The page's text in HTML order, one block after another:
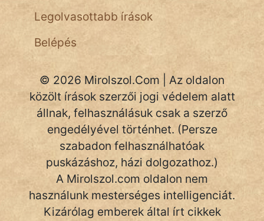
pszichopati
szegény legény
szemfüles
Legolvasottabb írások
Belépés
© 2026 Mirolszol.Com | Az oldalon
közölt írások szerzői jogi védelem alatt
állnak, felhasználásuk csak a szerző
engedélyével történhet. (Persze
szabadon felhasználhatóak
puskázáshoz, házi dolgozathoz.)
A Mirolszol.com oldalon nem
használunk mesterséges intelligenciát.
Kizárólag emberek által írt cikkek